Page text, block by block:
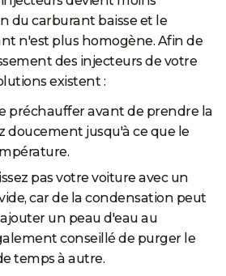
du carburant baisse et le
n'est plus homogène. Afin de
des injecteurs de votre
existent :
préchauffer avant de prendre la
doucement jusqu'à ce que le
pas votre voiture avec un
car de la condensation peut
un peau d'eau au
conseillé de purger le
temps à autre.